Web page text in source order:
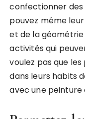
confectionner des
pouvez même
et de la géométrie
activités qui
voulez pas que
dans leurs habits
avec une peinture